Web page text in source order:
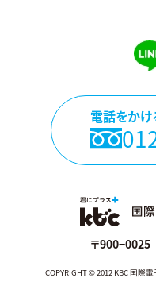
電話をかけ
〒
COPYRIGHT © 2012 KBC 国際